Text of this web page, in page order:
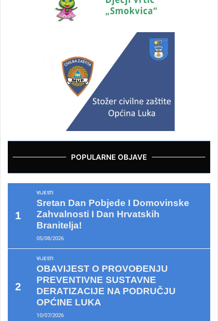
POPULARNE OBJAVE
VIJESTI
Sretan Dan Pobjede I Domovinske
Zahvalnosti I Dan Hrvatskih
Branitelja!
05/08/2026
VIJESTI
OBAVIJEST O PROVOĐENJU
PREVENTIVNE SUSTAVNE
DERATIZACIJE NA PODRUČJU
OPĆINE LUKA
10/07/2026